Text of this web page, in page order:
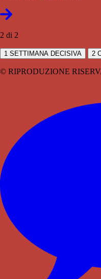
2 di 2
1 SETTIMANA DECISIVA 2
© RIPRODUZIONE